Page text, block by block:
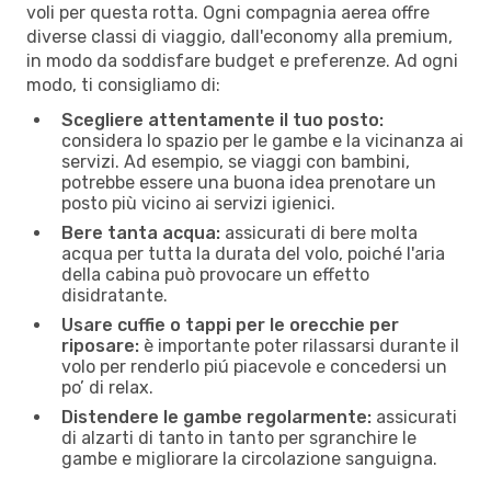
voli per questa rotta. Ogni compagnia aerea offre
diverse classi di viaggio, dall'economy alla premium,
in modo da soddisfare budget e preferenze. Ad ogni
modo, ti consigliamo di:
Scegliere attentamente il tuo posto:
considera lo spazio per le gambe e la vicinanza ai
servizi. Ad esempio, se viaggi con bambini,
potrebbe essere una buona idea prenotare un
posto più vicino ai servizi igienici.
Bere tanta acqua: assicurati di bere molta
acqua per tutta la durata del volo, poiché l'aria
della cabina può provocare un effetto
disidratante.
Usare cuffie o tappi per le orecchie per
riposare: è importante poter rilassarsi durante il
volo per renderlo piú piacevole e concedersi un
po’ di relax.
Distendere le gambe regolarmente: assicurati
di alzarti di tanto in tanto per sgranchire le
gambe e migliorare la circolazione sanguigna.